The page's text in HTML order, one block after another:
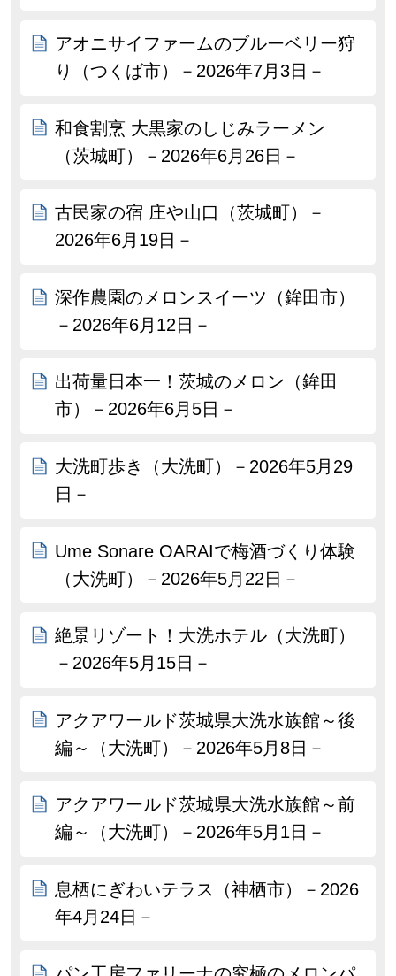
アオニサイファームのブルーベリー狩
り（つくば市）－2026年7月3日－
和食割烹 大黒家のしじみラーメン
（茨城町）－2026年6月26日－
古民家の宿 庄や山口（茨城町）－
2026年6月19日－
深作農園のメロンスイーツ（鉾田市）
－2026年6月12日－
出荷量日本一！茨城のメロン（鉾田
市）－2026年6月5日－
大洗町歩き（大洗町）－2026年5月29
日－
Ume Sonare OARAIで梅酒づくり体験
（大洗町）－2026年5月22日－
絶景リゾート！大洗ホテル（大洗町）
－2026年5月15日－
アクアワールド茨城県大洗水族館～後
編～（大洗町）－2026年5月8日－
アクアワールド茨城県大洗水族館～前
編～（大洗町）－2026年5月1日－
息栖にぎわいテラス（神栖市）－2026
年4月24日－